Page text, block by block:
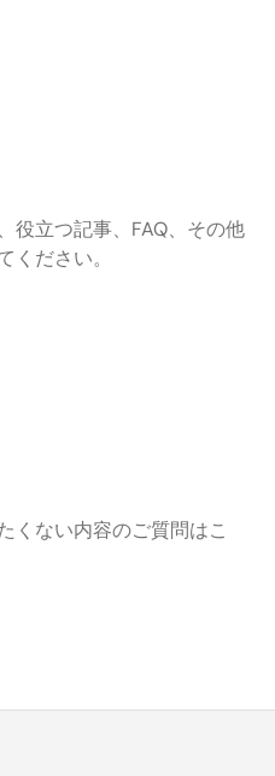
役立つ記事、FAQ、その他
ください。
くない内容のご質問はこ